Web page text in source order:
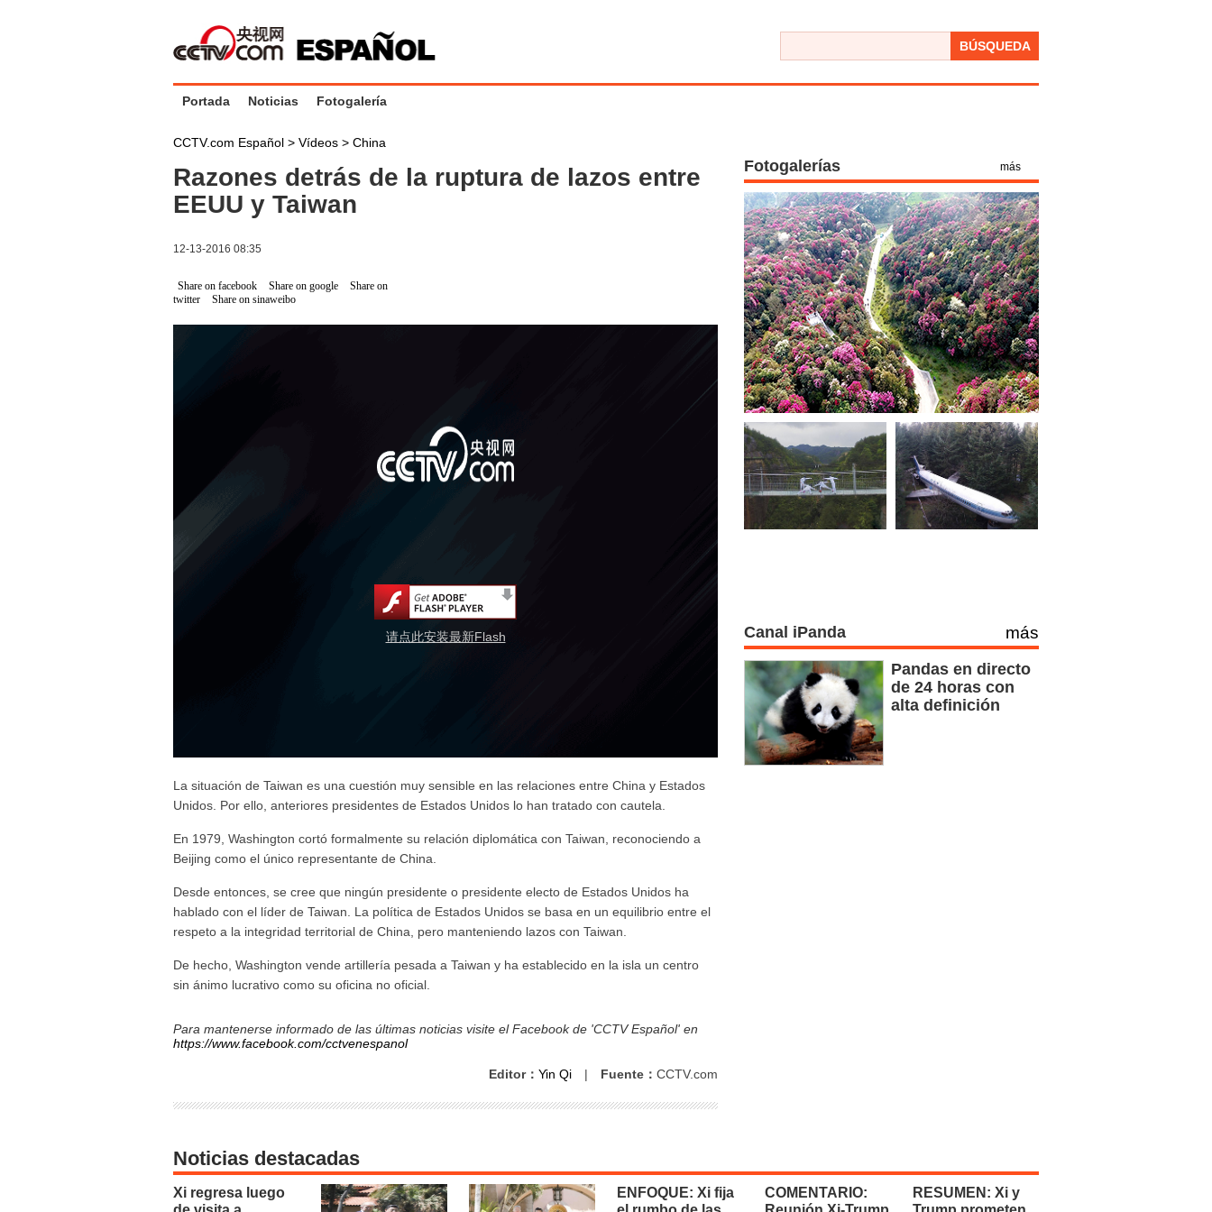
BÚSQUEDA
Portada Noticias Fotogalería
CCTV.com Español > Vídeos > China
Razones detrás de la ruptura de lazos entre
EEUU y Taiwan
12-13-2016 08:35
Share on facebook Share on google
Share on
twitter
Share on sinaweibo
请点此安装最新Flash
La situación de Taiwan es una cuestión muy sensible en las relaciones entre China y Estados
Unidos. Por ello, anteriores presidentes de Estados Unidos lo han tratado con cautela.
En 1979, Washington cortó formalmente su relación diplomática con Taiwan, reconociendo a
Beijing como el único representante de China.
Desde entonces, se cree que ningún presidente o presidente electo de Estados Unidos ha
hablado con el líder de Taiwan. La política de Estados Unidos se basa en un equilibrio entre el
respeto a la integridad territorial de China, pero manteniendo lazos con Taiwan.
De hecho, Washington vende artillería pesada a Taiwan y ha establecido en la isla un centro
sin ánimo lucrativo como su oficina no oficial.
Para mantenerse informado de las últimas noticias visite el Facebook de 'CCTV Español' en
https://www.facebook.com/cctvenespanol
Editor： Yin Qi | Fuente： CCTV.com
Fotogalerías más
Canal iPanda más
Pandas en directo
de 24 horas con
alta definición
Noticias destacadas
Xi regresa luego
ENFOQUE: Xi fija
COMENTARIO:
RESUMEN: Xi y